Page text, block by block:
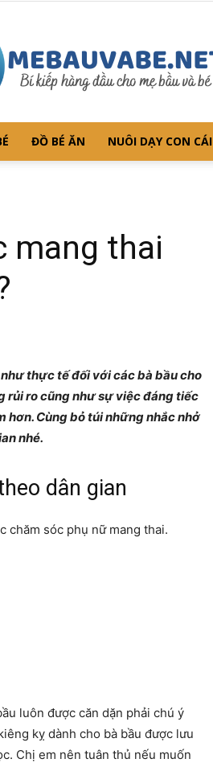
Chia
sẻ
ĐỒ BÉ ĂN NUÔI DẠY CON CÁI
mang thai
thực tế đối với các bà bầu cho
rủi ro cũng như sự việc đáng tiếc
hơn. Cùng bỏ túi những nhắc nhở
nhé.
dân gian
chăm sóc phụ nữ mang thai.
luôn được căn dặn phải chú ý
kỵ dành cho bà bầu được lưu
Chị em nên tuân thủ nếu muốn